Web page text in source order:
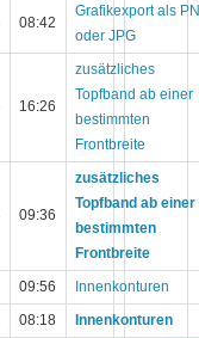
08:42
Grafikexport als
oder JPG
16:26
zusätzliches
Topfband ab einer
bestimmten
Frontbreite
09:36
zusätzliches
Topfband ab einer
bestimmten
Frontbreite
09:56
Innenkonturen
08:18 Innenkonturen